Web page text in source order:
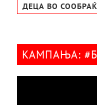
ДЕЦА ВО
КАМПАЊА: